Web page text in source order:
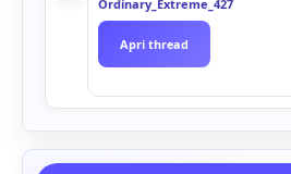
Ordinary_Extreme_427
Apri thread